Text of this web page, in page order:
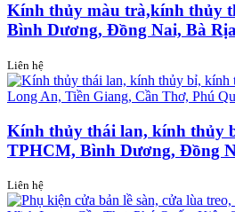
Kính thủy màu trà,kính thủy
Bình Dương, Đồng Nai, Bà
Liên hệ
Kính thủy thái lan, kính thủy
TPHCM, Bình Dương, Đồng
Liên hệ